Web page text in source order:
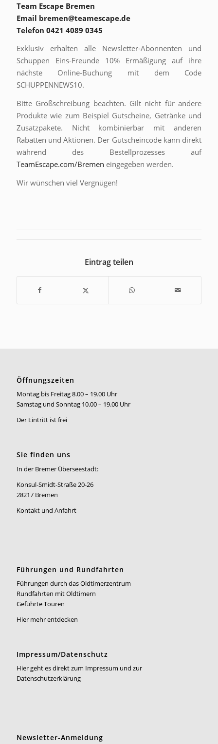
Team Escape Bremen
Email bremen@teamescape.de
Telefon 0421 4089 0345
Exklusiv erhalten alle Newsletter-Abonnenten und
Schuppen Eins-Freunde 10% Ermäßigung auf ihre
nächste Online-Buchung mit dem Code
SCHUPPENNEWS10.
Bitte Großschreibung beachten. Gilt nicht für andere
Produkte wie zum Beispiel Gutscheine, Getränke und
Zusatzpakete. Nicht kombinierbar mit anderen
Rabatten und Aktionen. Der Gutscheincode kann direkt
während des Bestellprozesses auf
TeamEscape.com/Bremen eingegeben werden.
Wir wünschen viel Vergnügen!
Eintrag teilen
Öffnungszeiten
Montag bis Freitag 8.00 – 19.00 Uhr
Samstag und Sonntag 10.00 – 19.00 Uhr
Der Eintritt ist frei
Sie finden uns
In der Bremer Überseestadt:
Konsul-Smidt-Straße 20-26
28217 Bremen
Kontakt und Anfahrt
Führungen und Rundfahrten
Führungen durch das Oldtimerzentrum
Rundfahrten mit Oldtimern
Geführte Touren
Hier mehr entdecken
Impressum/Datenschutz
Hier geht es direkt zum Impressum und zur
Datenschutzerklärung
Newsletter-Anmeldung